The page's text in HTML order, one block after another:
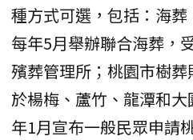
種方式可選，包括：海
每年5月舉辦聯合海葬，
殯葬管理所；桃園市樹
於楊梅、蘆竹、龍潭和
年1月宣布一般民眾申請